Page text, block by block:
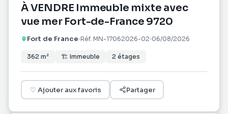
À VENDRE Immeuble mixte avec
vue mer Fort-de-France 9720
Fort de France Réf. MN-17062026-02 06/08/2026
362 m² 🏗 Immeuble 2 étages
♡ Ajouter aux favoris Partager